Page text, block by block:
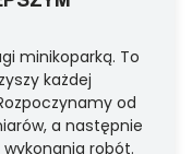
minikoparką. To
każdej
od
a następnie
robót.